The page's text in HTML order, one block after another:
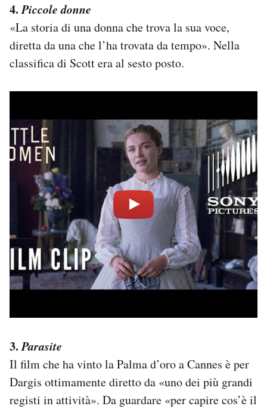
4.Piccole donne
«La storia di una donna che trova la sua voce,
diretta da una che l’ha trovata da tempo». Nella
classifica di Scott era al sesto posto.
3.Parasite
Il film che ha vinto la Palma d’oro a Cannes è per
Dargis ottimamente diretto da «uno dei più grandi
registi in attività». Da guardare «per capire cos’è il